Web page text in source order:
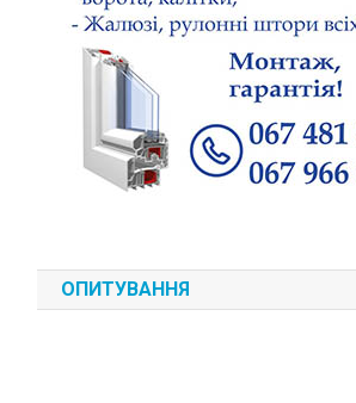
ОПИТУВАННЯ